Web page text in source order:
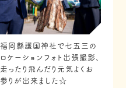
福岡縣護国神社で七五三の
ロケーションフォト出張撮影、
走ったり飛んだり元気よくお
参りが出来ました☆